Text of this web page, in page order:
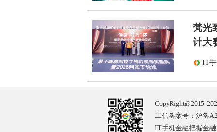
梵光
计大
IT
CopyRight@2015-
工信备案号：沪备
IT手机金融把握金